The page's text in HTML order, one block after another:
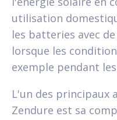
utilisation
les batteries avec
lorsque les
exemple pendant
L'un des principaux
Zendure est sa